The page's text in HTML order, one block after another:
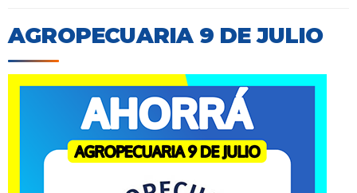
AGROPECUARIA 9 DE JULIO